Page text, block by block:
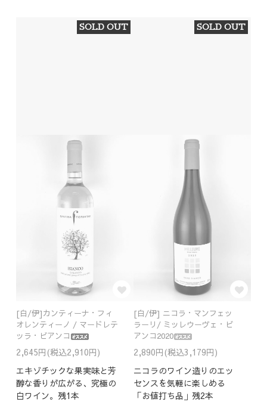
SOLD OUT
[白/伊]カンティーナ・フィ
オレンティーノ / マードレテ
ッラ・ビアンコ
2,645円(税込2,910円)
エキゾチックな果実味と芳
醇な香りが広がる、究極の
白ワイン。残1本
SOLD OUT
[白/伊] ニコラ・マンフェッ
ラーリ/ ミッレウーヴェ・ビ
アンコ2020
2,890円(税込3,179円)
ニコラのワイン造りのエッ
センスを気軽に楽しめる
「お値打ち品」残2本